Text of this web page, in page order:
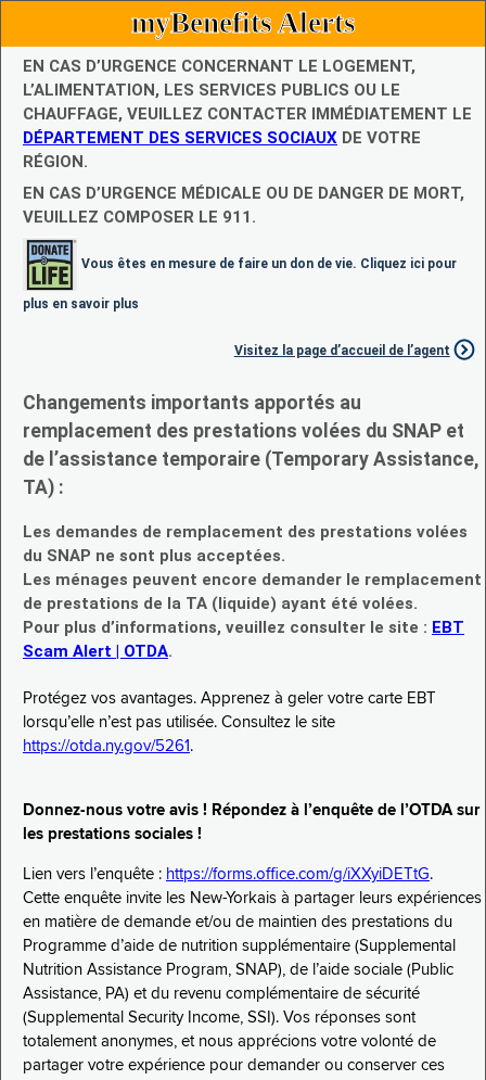
myBenefits Alerts
EN CAS D’URGENCE CONCERNANT LE LOGEMENT,
L’ALIMENTATION, LES SERVICES PUBLICS OU LE
CHAUFFAGE, VEUILLEZ CONTACTER IMMÉDIATEMENT LE
DÉPARTEMENT DES SERVICES SOCIAUX DE VOTRE
RÉGION.
EN CAS D’URGENCE MÉDICALE OU DE DANGER DE MORT,
VEUILLEZ COMPOSER LE 911.
Vous êtes en mesure de faire un don de vie. Cliquez ici pour
plus en savoir plus
Visitez la page d’accueil de l’agent
Changements importants apportés au
remplacement des prestations volées du SNAP et
de l’assistance temporaire (Temporary Assistance,
TA) :
Les demandes de remplacement des prestations volées
du SNAP ne sont plus acceptées.
Les ménages peuvent encore demander le remplacement
de prestations de la TA (liquide) ayant été volées.
Pour plus d’informations, veuillez consulter le site : EBT
Scam Alert | OTDA.
Protégez vos avantages. Apprenez à geler votre carte EBT
lorsqu’elle n’est pas utilisée. Consultez le site
https://otda.ny.gov/5261 .
Donnez-nous votre avis ! Répondez à l’enquête de l’OTDA sur
les prestations sociales !
Lien vers l’enquête : https://forms.office.com/g/iXXyiDETtG.
Cette enquête invite les New-Yorkais à partager leurs expériences
en matière de demande et/ou de maintien des prestations du
Programme d’aide de nutrition supplémentaire (Supplemental
Nutrition Assistance Program, SNAP), de l’aide sociale (Public
Assistance, PA) et du revenu complémentaire de sécurité
(Supplemental Security Income, SSI). Vos réponses sont
totalement anonymes, et nous apprécions votre volonté de
partager votre expérience pour demander ou conserver ces